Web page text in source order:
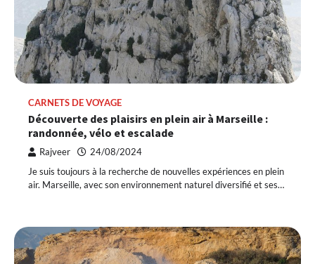
CARNETS DE VOYAGE
Découverte des plaisirs en plein air à Marseille :
randonnée, vélo et escalade
Rajveer 24/08/2024
Je suis toujours à la recherche de nouvelles expériences en plein
air. Marseille, avec son environnement naturel diversifié et ses…